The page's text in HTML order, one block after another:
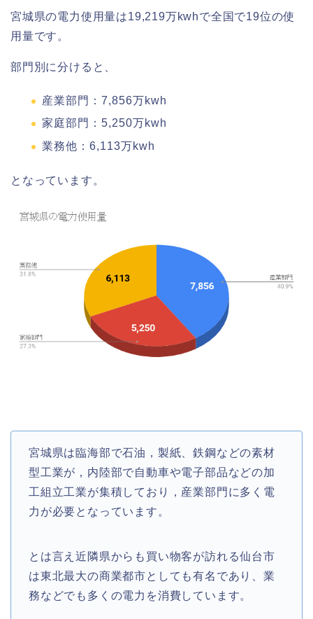
宮城県の電力使用量は19,219万kwhで全国で19位の使
用量です。
部門別に分けると、
産業部門：7,856万kwh
家庭部門：5,250万kwh
業務他：6,113万kwh
となっています。
宮城県は臨海部で石油，製紙、鉄鋼などの素材
型工業が，内陸部で自動車や電子部品などの加
工組立工業が集積しており，産業部門に多く電
力が必要となっています。
とは言え近隣県からも買い物客が訪れる仙台市
は東北最大の商業都市としても有名であり、業
務などでも多くの電力を消費しています。